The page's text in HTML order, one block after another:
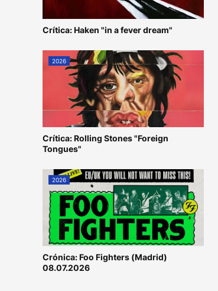
Crítica: Haken "in a fever dream"
2026
Crítica: Rolling Stones "Foreign
Tongues"
2026
Crónica: Foo Fighters (Madrid)
08.07.2026